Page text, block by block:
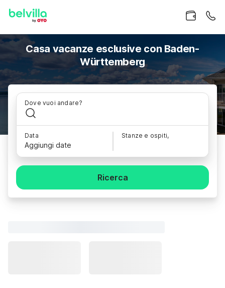
Casa vacanze esclusive con Baden-
Württemberg
Dove vuoi andare?
Data
Aggiungi date
Stanze e ospiti,
Ricerca